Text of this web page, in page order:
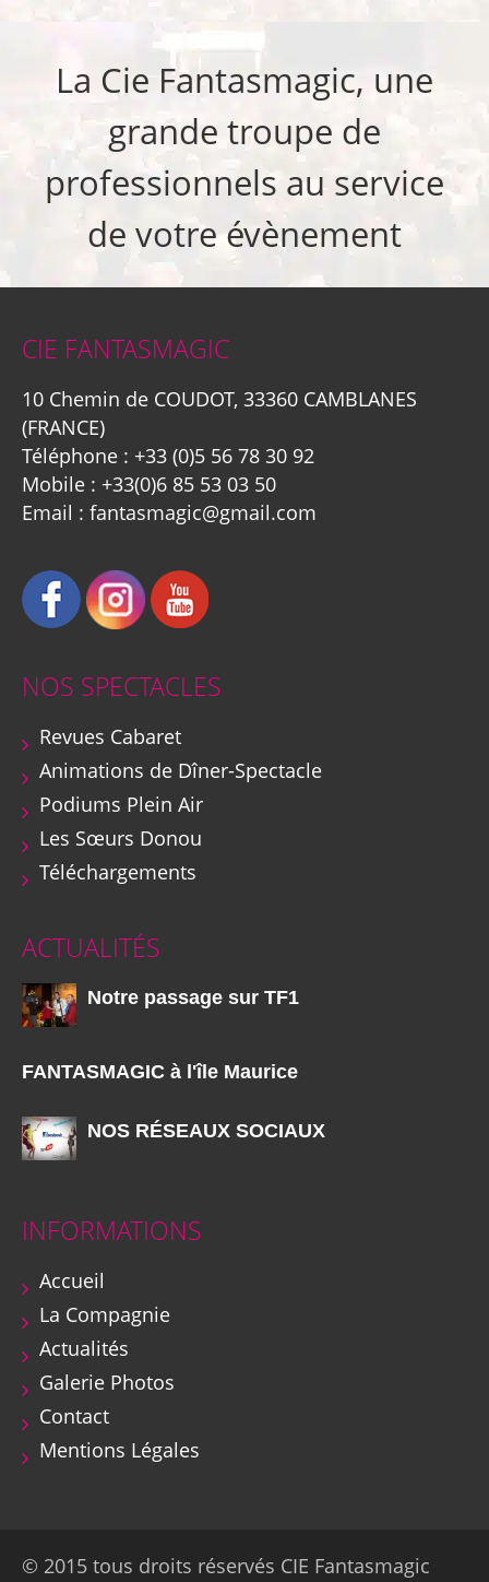
La Cie Fantasmagic, une
grande troupe de
professionnels au service
de votre évènement
CIE FANTASMAGIC
10 Chemin de COUDOT, 33360 CAMBLANES
(FRANCE)
Téléphone : +33 (0)5 56 78 30 92
Mobile : +33(0)6 85 53 03 50
Email : fantasmagic@gmail.com
NOS SPECTACLES
Revues Cabaret
Animations de Dîner-Spectacle
Podiums Plein Air
Les Sœurs Donou
Téléchargements
ACTUALITÉS
Notre passage sur TF1
FANTASMAGIC à l'île Maurice
NOS RÉSEAUX SOCIAUX
INFORMATIONS
Accueil
La Compagnie
Actualités
Galerie Photos
Contact
Mentions Légales
© 2015 tous droits réservés CIE Fantasmagic